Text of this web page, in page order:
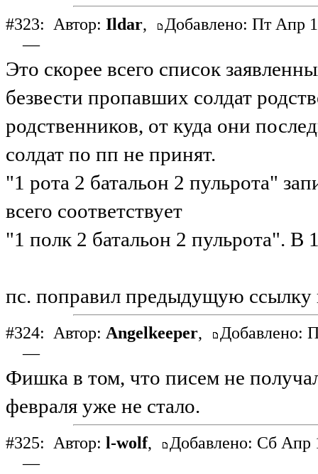
#323: Автор: Ildar,
Добавлено: Пт Апр
—
Это скорее всего список
безвести пропавших солдат
родственников, от куда они
солдат по пп не принят.
"1 рота 2 батальон 2 пульрота"
всего соответствует
"1 полк 2 батальон 2 пульрота".
пс. поправил предыдущую ссылку
#324: Автор: Angelkeeper,
Добавлено:
—
Фишка в том, что писем не
февраля уже не стало.
#325: Автор: l-wolf,
Добавлено: Сб Апр
—